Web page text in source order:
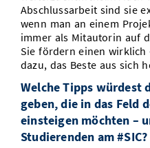
Abschlussarbeit sind sie
wenn man an einem
immer als Mitautorin auf
Sie fördern einen
dazu, das Beste aus sich
Welche Tipps würdest
geben, die in das Feld
einsteigen möchten –
Studierenden am #SIC?